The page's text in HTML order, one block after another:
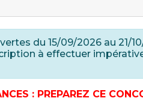
du 15/09/2026 au 21/
à effectuer
: PREPAREZ CE